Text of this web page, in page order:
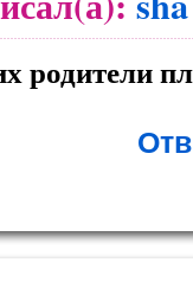
родители